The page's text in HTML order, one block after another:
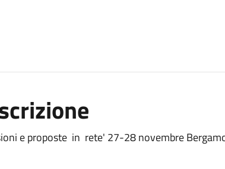
e proposte in rete' 27-28 novembre